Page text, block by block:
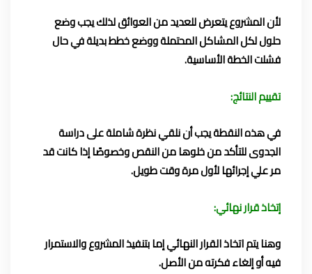
لأن المشروع يتعرض للعديد من العوائق لذلك يجب وضع
حلول لكل المشاكل المحتملة ووضع خطط بديلة في حال
فشلت الخطة الأساسية.
تقييم النتائج:
في هذه النقطة يجب أن نلقي نظرة شاملة على دراسة
الجدوى للتأكد من خلوها من النقص وخصوصًا إذا كانت قد
مر علي إجرائها لأول مرة وقت طويل.
إتخاذ قرار نهائي:
وهنا يتم اتخاذ القرار النهائي إما بتنفيذ المشروع والاستمرار
فيه أو إلغاء فكرته من الأصل.